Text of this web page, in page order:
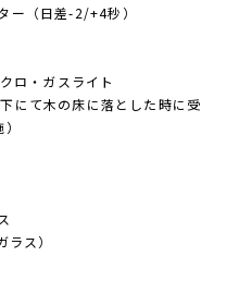
ー（日差-2/+4秒）
ロ・ガスライト
て木の床に落とした時に受
ス）